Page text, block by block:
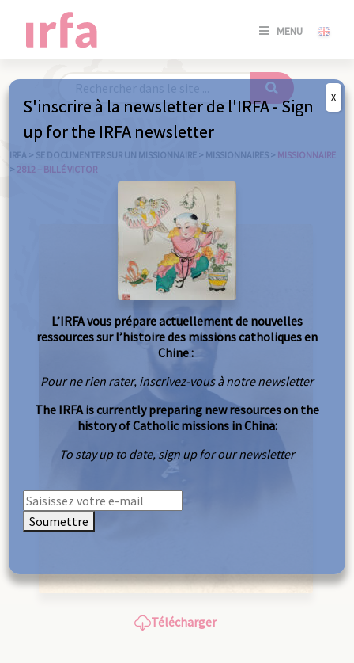
MENU
SE
/
IRFA > SE DOCUMENTER SUR UN MISSIONNAIRE > MISSIONNAIRES > MISSIONNAIRE
> 2812 – BILLÉ VICTOR
Télécharger
S'inscrire à la newsletter de l'IRFA - Sign
up for the IRFA newsletter
L’IRFA vous prépare actuellement de nouvelles
ressources sur l’histoire des missions catholiques en
Chine :
Pour ne rien rater, inscrivez-vous à notre newsletter
The IRFA is currently preparing new resources on the
history of Catholic missions in China:
To stay up to date, sign up for our newsletter
Soumettre
X